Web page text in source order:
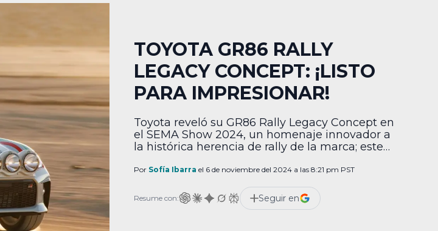
TOYOTA GR86 RALLY
LEGACY CONCEPT: ¡LISTO
PARA IMPRESIONAR!
Toyota reveló su GR86 Rally Legacy Concept en
el SEMA Show 2024, un homenaje innovador a
la histórica herencia de rally de la marca; este
GR86 2024 con paquete Performance, muestra
nostalgia y el futuro de las carreras de rally. Las
Por Sofía Ibarra el 6 de noviembre del 2024 a las 8:21 pm PST
Resume con: Seguir en